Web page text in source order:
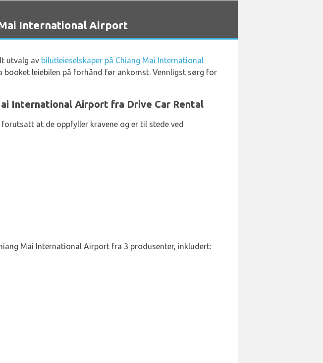
Mai International Airport
utvalg av bilutleieselskaper på Chiang Mai International
leiebilen på forhånd før ankomst. Vennligst sørg for
International Airport fra Drive Car Rental
at de oppfyller kravene og er til stede ved
Mai International Airport fra 3 produsenter, inkludert: